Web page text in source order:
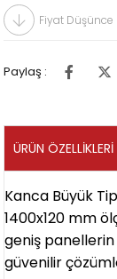
Fiyat Düşünce
Paylaş :
ÜRÜN ÖZELLIKLERI
Kanca Büyük
1400x120 mm
geniş
güvenilir